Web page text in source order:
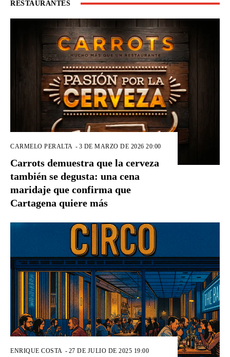
RESTAURANTES
CARMELO PERALTA - 3 DE MARZO DE 2026 20:00
Carrots demuestra que la cerveza
también se degusta: una cena
maridaje que confirma que
Cartagena quiere más
ENRIQUE COSTA - 27 DE JULIO DE 2025 19:00